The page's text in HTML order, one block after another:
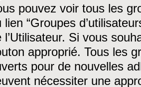
pouvez voir tous les
lien “Groupes
l’Utilisateur. Si vous
approprié. Tous les
pour de nouvelles
nécessiter une